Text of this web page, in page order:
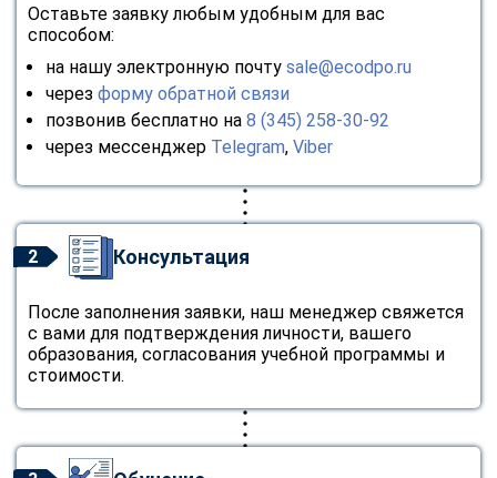
Оставьте заявку любым удобным для вас
способом:
на нашу электронную почту sale@ecodpo.ru
через форму обратной связи
позвонив бесплатно на 8 (345) 258-30-92
через мессенджер Telegram, Viber
2 Консультация
После заполнения заявки, наш менеджер свяжется
с вами для подтверждения личности, вашего
образования, согласования учебной программы и
стоимости.